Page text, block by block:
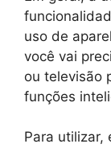
uso de
você vai
ou televisão
funções
Para utilizar,